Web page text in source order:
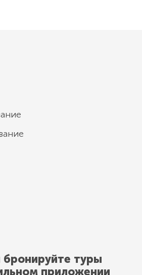
бронируйте туры
приложении